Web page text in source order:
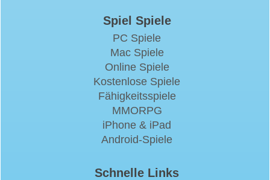
Spiel Spiele
PC Spiele
Mac Spiele
Online Spiele
Kostenlose Spiele
Fähigkeitsspiele
MMORPG
iPhone & iPad
Android-Spiele
Schnelle Links